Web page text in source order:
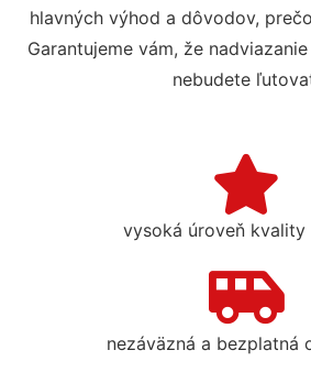
hlavných výhod a dôvodov,
Garantujeme vám, že
nebudete
vysoká úroveň kvality
nezáväzná a bezplatná